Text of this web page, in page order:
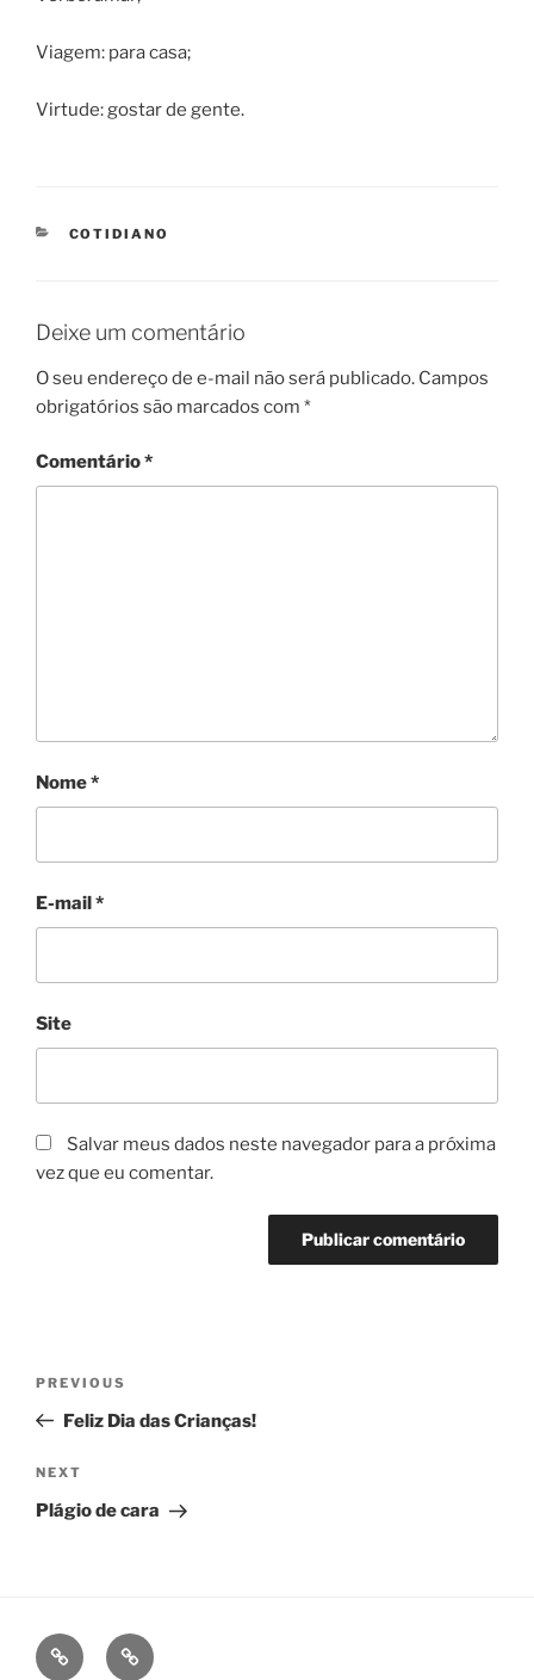
Viagem: para casa;
Virtude: gostar de gente.
CATEGORIES
COTIDIANO
Deixe um comentário
O seu endereço de e-mail não será publicado. Campos
obrigatórios são marcados com *
Comentário*
Nome*
E-mail*
Site
Salvar meus dados neste navegador para a próxima
vez que eu comentar.
Post
Previous
Post
PREVIOUS
Feliz Dia das Crianças!
Next
Post
NEXT
Plágio de cara
fb ig